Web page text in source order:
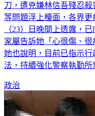
刀，遭兇嫌林信吾殘忍
等問題浮上檯面，各界
（23）日晚間上透露，
家屬告訴她「心很傷、
她也說明，目前已指示
法，持續強化警察執勤所
政治